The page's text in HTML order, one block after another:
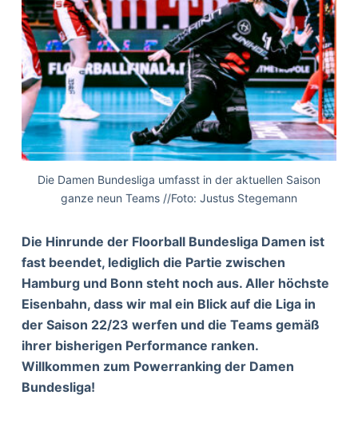
Die Damen Bundesliga umfasst in der aktuellen Saison
ganze neun Teams //Foto: Justus Stegemann
Die Hinrunde der Floorball Bundesliga Damen ist
fast beendet, lediglich die Partie zwischen
Hamburg und Bonn steht noch aus. Aller höchste
Eisenbahn, dass wir mal ein Blick auf die Liga in
der Saison 22/23 werfen und die Teams gemäß
ihrer bisherigen Performance ranken.
Willkommen zum Powerranking der Damen
Bundesliga!